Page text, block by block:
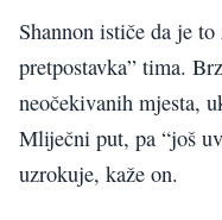
Shannon ističe da je
pretpostavka” tima.
neočekivanih mjesta,
Mliječni put, pa “još
uzrokuje, kaže on.